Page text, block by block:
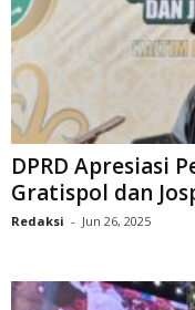
DPRD Apresiasi
Gratispol dan
Redaksi - Jun 26, 2025